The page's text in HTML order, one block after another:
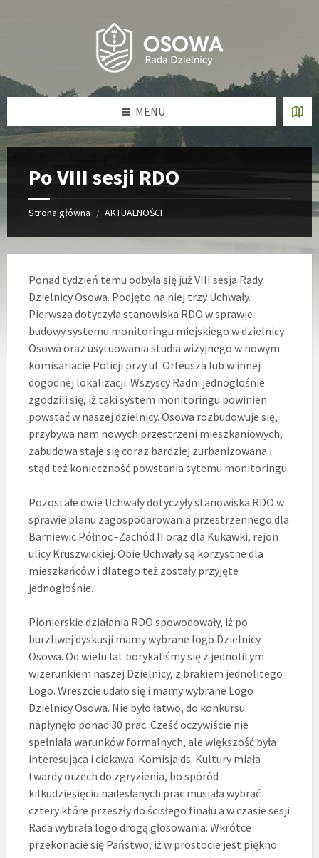
MENU
Po VIII sesji RDO
Strona główna / AKTUALNOŚCI
Ponad tydzień temu odbyła się już VIII sesja Rady
Dzielnicy Osowa. Podjęto na niej trzy Uchwały.
Pierwsza dotyczyła stanowiska RDO w sprawie
budowy systemu monitoringu miejskiego w dzielnicy
Osowa oraz usytuowania studia wizyjnego w nowym
komisariacie Policji przy ul. Orfeusza lub w innej
dogodnej lokalizacji. Wszyscy Radni jednogłośnie
zgodzili się, iż taki system monitoringu powinien
powstać w naszej dzielnicy. Osowa rozbudowuje się,
przybywa nam nowych przestrzeni mieszkaniowych,
zabudowa staje się coraz bardziej zurbanizowana i
stąd też konieczność powstania sytemu monitoringu.
Pozostałe dwie Uchwały dotyczyły stanowiska RDO w
sprawie planu zagospodarowania przestrzennego dla
Barniewic Północ -Zachód II oraz dla Kukawki, rejon
ulicy Kruszwickiej. Obie Uchwały są korzystne dla
mieszkańców i dlatego też zostały przyjęte
jednogłośnie.
Pionierskie działania RDO spowodowały, iż po
burzliwej dyskusji mamy wybrane logo Dzielnicy
Osowa. Od wielu lat borykaliśmy się z jednolitym
wizerunkiem naszej Dzielnicy, z brakiem jednolitego
Logo. Wreszcie udało się i mamy wybrane Logo
Dzielnicy Osowa. Nie było łatwo, do konkursu
napłynęło ponad 30 prac. Cześć oczywiście nie
spełniała warunków formalnych, ale większość była
interesująca i ciekawa. Komisja ds. Kultury miała
twardy orzech do zgryzienia, bo spóród
kilkudziesięciu nadesłanych prac musiała wybrać
cztery które przeszły do ścisłego finału a w czasie sesji
Rada wybrała logo drogą głosowania. Wkrótce
przekonacie się Państwo, iż w prostocie jest piękno.